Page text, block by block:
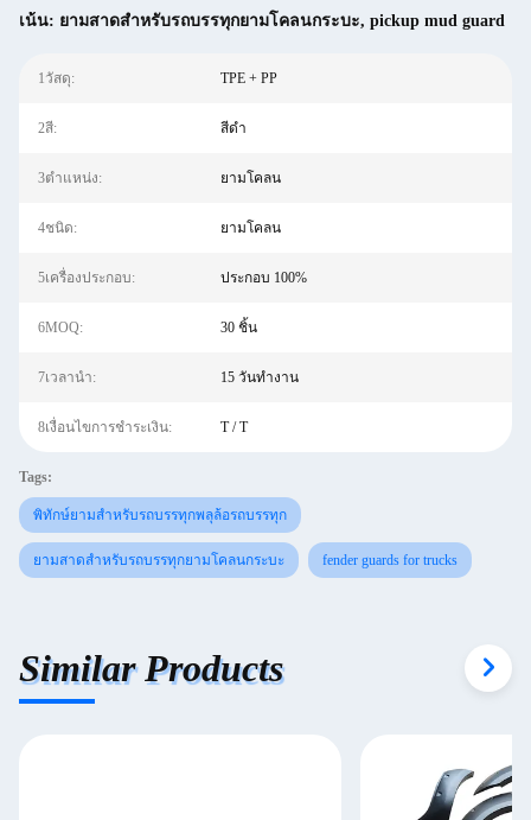
เน้น: ยามสาดสำหรับรถบรรทุกยามโคลนกระบะ, pickup mud guard
1วัสดุ: TPE + PP
2สี: สีดำ
3ตำแหน่ง: ยามโคลน
4ชนิด: ยามโคลน
5เครื่องประกอบ: ประกอบ 100%
6MOQ: 30 ชิ้น
7เวลานำ: 15 วันทำงาน
8เงื่อนไขการชำระเงิน: T / T
Tags:
พิทักษ์ยามสำหรับรถบรรทุกพลุล้อรถบรรทุก
ยามสาดสำหรับรถบรรทุกยามโคลนกระบะ fender guards for trucks
Similar Products